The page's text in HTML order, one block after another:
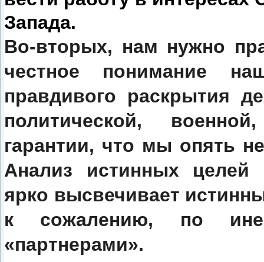
Запада.
Во-вторых, нам нужно
честное понимание
правдивого раскрытия
политической,
гарантии, что мы опять
Анализ истинных целей
ярко высвечивает
к сожалению, по
«партнерами».